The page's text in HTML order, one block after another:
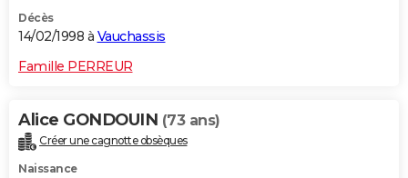
Décès
14/02/1998 à Vauchassis
Famille PERREUR
Alice GONDOUIN (73 ans)
Créer une cagnotte obsèques
Naissance